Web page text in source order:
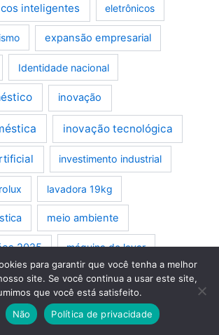
inteligentes eletrônicos
expansão empresarial
Identidade nacional
inovação
inovação tecnológica
investimento industrial
lavadora 19kg
meio ambiente
2025 máquina de lavar
Paraná poluição do ar
reciclagem responsabilidade civil
para garantir que você tenha a melhor
site. Se você continua a usar este site,
que você está satisfeito.
Não Política de privacidade